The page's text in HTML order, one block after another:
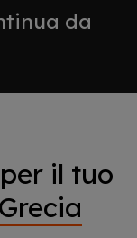
da
il tuo